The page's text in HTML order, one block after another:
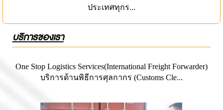
ประเทศทุกร...
บริการของเรา
One Stop Logistics Services(International Freight Forwarder)
บริการด้านพิธีการศุลกากร (Customs Cle...